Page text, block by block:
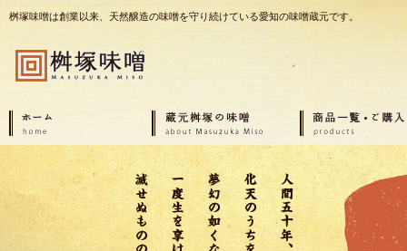
桝塚味噌は創業以来、天然醸造の味噌を守り続けている愛知の味噌蔵元です。